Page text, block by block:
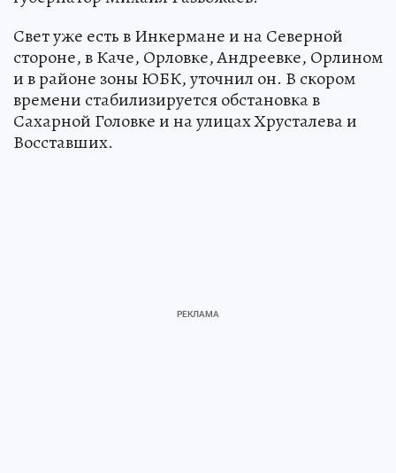
Свет уже есть в Инкермане и на Северной
стороне, в Каче, Орловке, Андреевке, Орлином
и в районе зоны ЮБК, уточнил он. В скором
времени стабилизируется обстановка в
Сахарной Головке и на улицах Хрусталева и
Восставших.